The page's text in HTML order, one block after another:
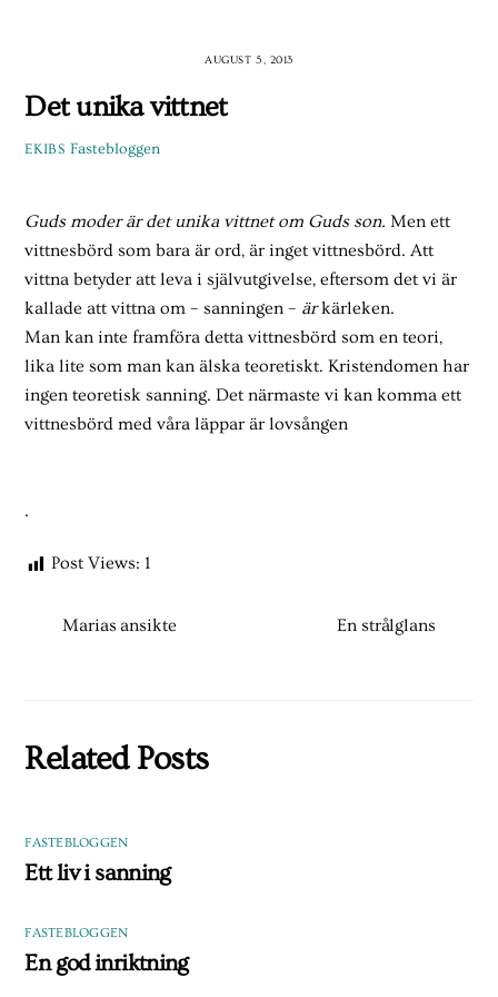
AUGUST 5, 2013
Det unika vittnet
EKIBS Fastebloggen
Guds moder är det unika vittnet om Guds son. Men ett
vittnesbörd som bara är ord, är inget vittnesbörd. Att
vittna betyder att leva i självutgivelse, eftersom det vi är
kallade att vittna om – sanningen – ärkärleken.
Man kan inte framföra detta vittnesbörd som en teori,
lika lite som man kan älska teoretiskt. Kristendomen har
ingen teoretisk sanning. Det närmaste vi kan komma ett
vittnesbörd med våra läppar är lovsången
.
Post Views: 1
Marias ansikte En strålglans
Related Posts
FASTEBLOGGEN
Ett liv i sanning
FASTEBLOGGEN
En god inriktning